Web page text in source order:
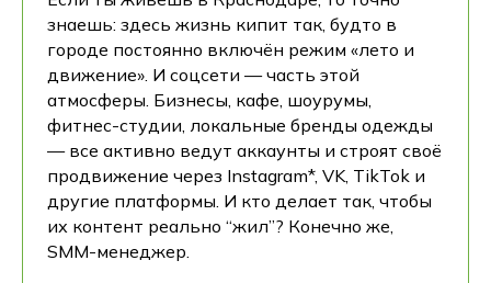
знаешь: здесь жизнь кипит так, будто в
городе постоянно включён режим «лето и
движение». И соцсети — часть этой
атмосферы. Бизнесы, кафе, шоурумы,
фитнес-студии, локальные бренды одежды
— все активно ведут аккаунты и строят своё
продвижение через Instagram*, VK, TikTok и
другие платформы. И кто делает так, чтобы
их контент реально “жил”? Конечно же,
SMM-менеджер.